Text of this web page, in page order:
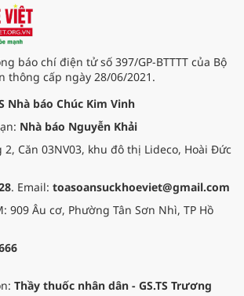
báo chí điện tử số 397/GP-BTTTT của Bộ
thông cấp ngày 28/06/2021.
Nhà báo Chúc Kim Vinh
Nhà báo Nguyễn Khải
Căn 03NV03, khu đô thị Lideco, Hoài Đức
. Email: toasoansuckhoeviet@gmail.com
909 Âu cơ, Phường Tân Sơn Nhì, TP Hồ
Thầy thuốc nhân dân - GS.TS Trương